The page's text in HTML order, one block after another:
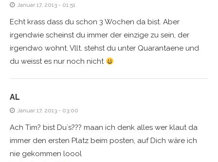
Januar 17, 2013 - 01:51
Echt krass dass du schon 3 Wochen da bist. Aber
irgendwie scheinst du immer der einzige zu sein, der
irgendwo wohnt. Vllt. stehst du unter Quarantaene und
du weisst es nur noch nicht
AL
Januar 17, 2013 - 03:00
Ach Tim? bist Du´s??? maan ich denk alles wer klaut da
immer den ersten Platz beim posten, auf Dich wäre ich
nie gekommen loool